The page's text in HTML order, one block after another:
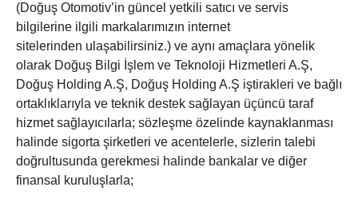
(Doğuş Otomotiv’in güncel yetkili satıcı ve servis
bilgilerine ilgili markalarımızın internet
sitelerinden ulaşabilirsiniz.) ve aynı amaçlara yönelik
olarak Doğuş Bilgi İşlem ve Teknoloji Hizmetleri A.Ş,
Doğuş Holding A.Ş, Doğuş Holding A.Ş iştirakleri ve bağlı
ortaklıklarıyla ve teknik destek sağlayan üçüncü taraf
hizmet sağlayıcılarla; sözleşme özelinde kaynaklanması
halinde sigorta şirketleri ve acentelerle, sizlerin talebi
doğrultusunda gerekmesi halinde bankalar ve diğer
finansal kuruluşlarla;